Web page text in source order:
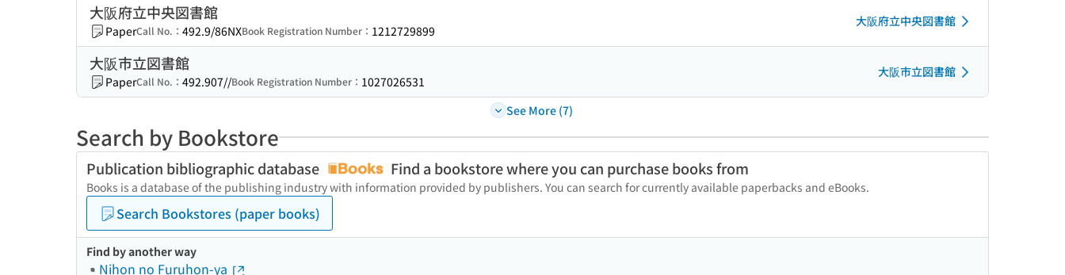
大阪府立中央図書館
PaperCall No.： 492.9/86NXBook Registration Number： 1212729899
大阪府立中央図書館
大阪市立図書館
PaperCall No.： 492.907//Book Registration Number： 1027026531
大阪市立図書館
See More (7)
Search by Bookstore
Publication bibliographic database Find a bookstore where you can purchase books from
Books is a database of the publishing industry with information provided by publishers. You can search for currently available paperbacks and eBooks.
Search Bookstores (paper books)
Find by another way
Nihon no Furuhon-ya